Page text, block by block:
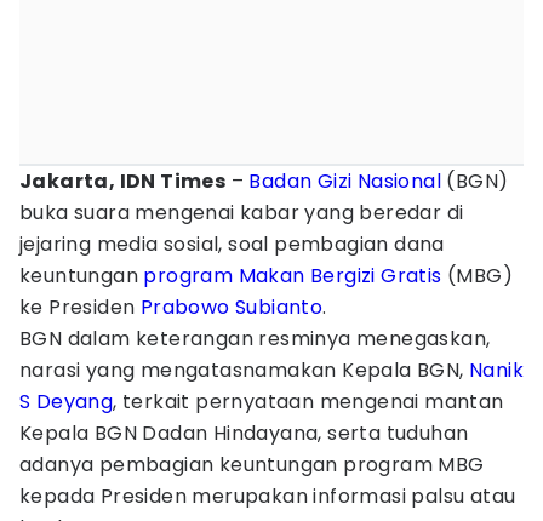
Jakarta, IDN Times – Badan Gizi Nasional (BGN)
buka suara mengenai kabar yang beredar di
jejaring media sosial, soal pembagian dana
keuntungan program Makan Bergizi Gratis (MBG)
ke Presiden Prabowo Subianto.
BGN dalam keterangan resminya menegaskan,
narasi yang mengatasnamakan Kepala BGN, Nanik
S Deyang, terkait pernyataan mengenai mantan
Kepala BGN Dadan Hindayana, serta tuduhan
adanya pembagian keuntungan program MBG
kepada Presiden merupakan informasi palsu atau